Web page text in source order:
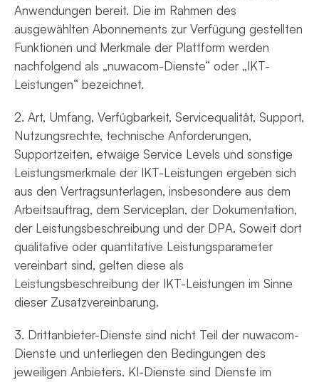
Anwendungen bereit. Die im Rahmen des
ausgewählten Abonnements zur Verfügung gestellten
Funktionen und Merkmale der Plattform werden
nachfolgend als „nuwacom-Dienste“ oder „IKT-
Leistungen“ bezeichnet.
2. Art, Umfang, Verfügbarkeit, Servicequalität, Support,
Nutzungsrechte, technische Anforderungen,
Supportzeiten, etwaige Service Levels und sonstige
Leistungsmerkmale der IKT-Leistungen ergeben sich
aus den Vertragsunterlagen, insbesondere aus dem
Arbeitsauftrag, dem Serviceplan, der Dokumentation,
der Leistungsbeschreibung und der DPA. Soweit dort
qualitative oder quantitative Leistungsparameter
vereinbart sind, gelten diese als
Leistungsbeschreibung der IKT-Leistungen im Sinne
dieser Zusatzvereinbarung.
3. Drittanbieter-Dienste sind nicht Teil der nuwacom-
Dienste und unterliegen den Bedingungen des
jeweiligen Anbieters. KI-Dienste sind Dienste im